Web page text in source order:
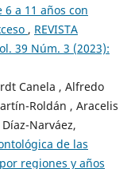
a 11 años con
, REVISTA
39 Núm. 3 (2023):
Canela , Alfredo
Roldán , Aracelis
Narváez,
de las
regiones y años